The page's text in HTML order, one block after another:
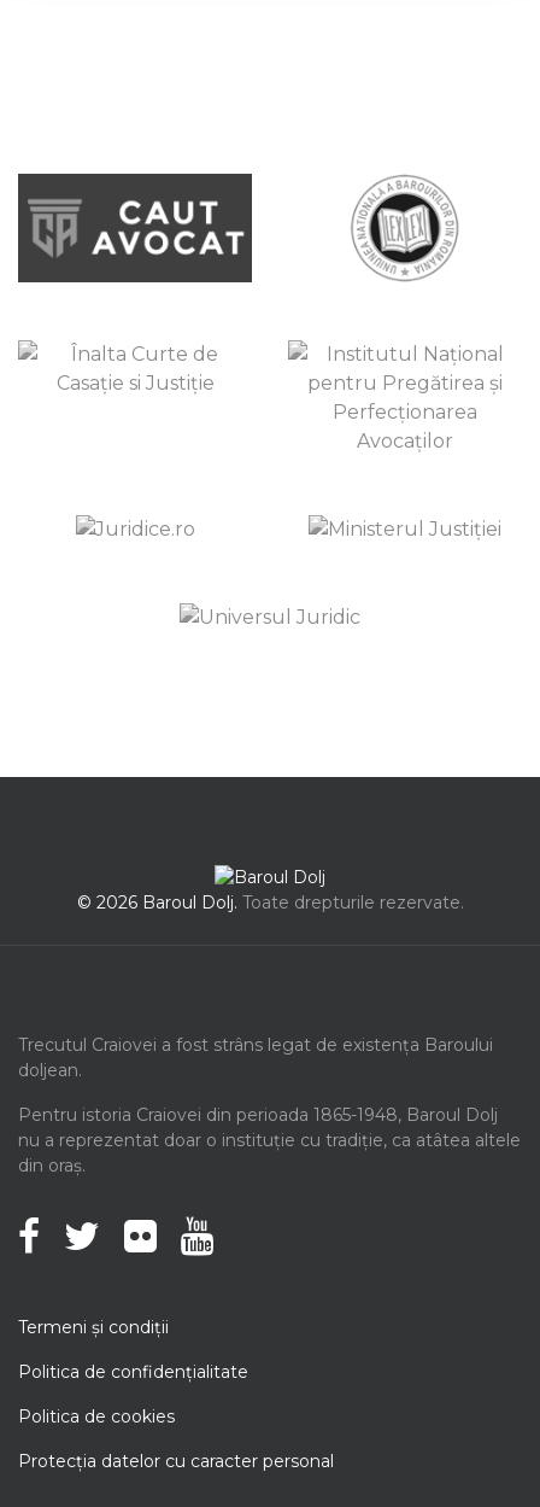
© 2026 Baroul Dolj. Toate drepturile rezervate.
Trecutul Craiovei a fost strâns legat de existența Baroului
doljean.
Pentru istoria Craiovei din perioada 1865-1948, Baroul Dolj
nu a reprezentat doar o instituție cu tradiție, ca atâtea altele
din oraș.
Termeni şi condiţii
Politica de confidenţialitate
Politica de cookies
Protecţia datelor cu caracter personal